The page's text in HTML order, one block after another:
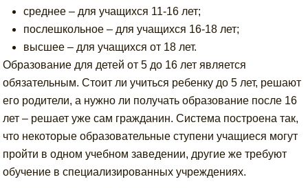
среднее – для учащихся 11-16 лет;
послешкольное – для учащихся 16-18 лет;
высшее – для учащихся от 18 лет.
Образование для детей от 5 до 16 лет является
обязательным. Стоит ли учиться ребенку до 5 лет, решают
его родители, а нужно ли получать образование после 16
лет – решает уже сам гражданин. Система построена так,
что некоторые образовательные ступени учащиеся могут
пройти в одном учебном заведении, другие же требуют
обучение в специализированных учреждениях.